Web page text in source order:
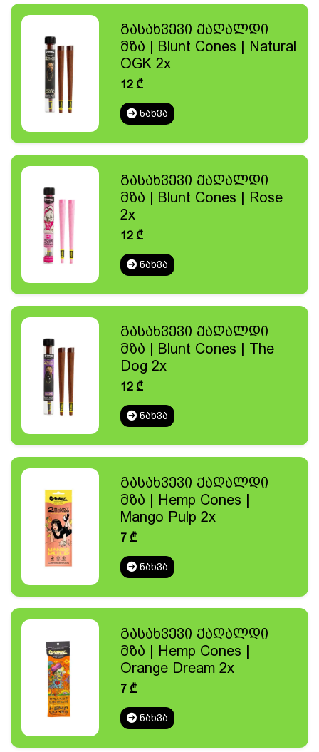
გასახვევი ქაღალდი
მზა | Blunt Cones | Natural
OGK 2x
12₾
ᲜᲐᲮᲕᲐ
გასახვევი ქაღალდი
მზა | Blunt Cones | Rose
2x
12₾
ᲜᲐᲮᲕᲐ
გასახვევი ქაღალდი
მზა | Blunt Cones | The
Dog 2x
12₾
ᲜᲐᲮᲕᲐ
გასახვევი ქაღალდი
მზა | Hemp Cones |
Mango Pulp 2x
7₾
ᲜᲐᲮᲕᲐ
გასახვევი ქაღალდი
მზა | Hemp Cones |
Orange Dream 2x
7₾
ᲜᲐᲮᲕᲐ